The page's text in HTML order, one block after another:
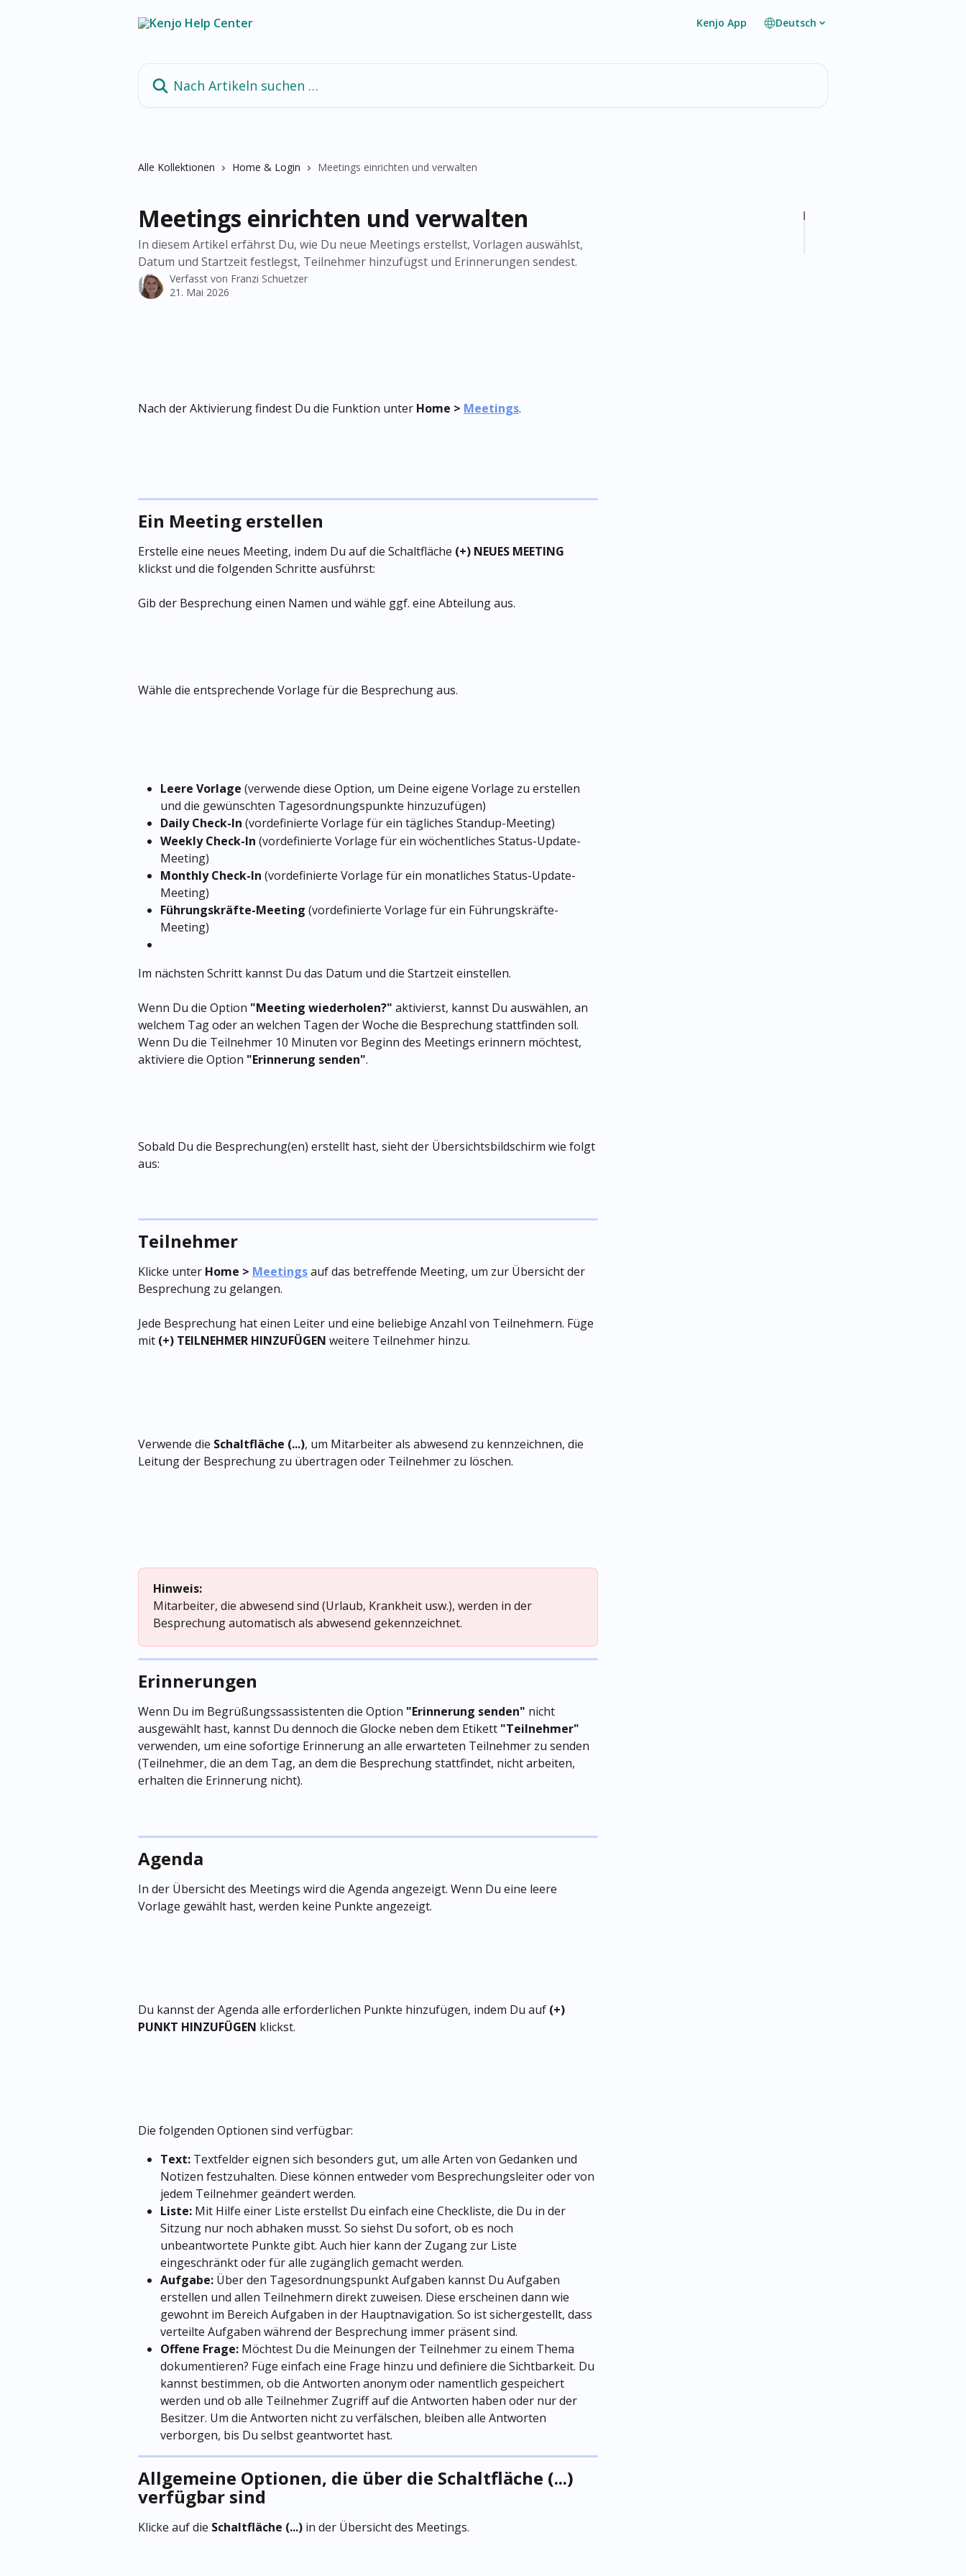
Kenjo App Deutsch
Alle Kollektionen Home & Login Meetings einrichten und verwalten
Meetings einrichten und verwalten
In diesem Artikel erfährst Du, wie Du neue Meetings erstellst, Vorlagen auswählst,
Datum und Startzeit festlegst, Teilnehmer hinzufügst und Erinnerungen sendest.
Verfasst von Franzi Schuetzer
21. Mai 2026
Nach der Aktivierung findest Du die Funktion unter Home > Meetings.
Ein Meeting erstellen
Erstelle eine neues Meeting, indem Du auf die Schaltfläche (+) NEUES MEETING
klickst und die folgenden Schritte ausführst:
Gib der Besprechung einen Namen und wähle ggf. eine Abteilung aus.
Wähle die entsprechende Vorlage für die Besprechung aus.
Leere Vorlage (verwende diese Option, um Deine eigene Vorlage zu erstellen
und die gewünschten Tagesordnungspunkte hinzuzufügen)
Daily Check-In (vordefinierte Vorlage für ein tägliches Standup-Meeting)
Weekly Check-In (vordefinierte Vorlage für ein wöchentliches Status-Update-
Meeting)
Monthly Check-In (vordefinierte Vorlage für ein monatliches Status-Update-
Meeting)
Führungskräfte-Meeting (vordefinierte Vorlage für ein Führungskräfte-
Meeting)
Im nächsten Schritt kannst Du das Datum und die Startzeit einstellen.
Wenn Du die Option "Meeting wiederholen?" aktivierst, kannst Du auswählen, an
welchem Tag oder an welchen Tagen der Woche die Besprechung stattfinden soll.
Wenn Du die Teilnehmer 10 Minuten vor Beginn des Meetings erinnern möchtest,
aktiviere die Option "Erinnerung senden".
Sobald Du die Besprechung(en) erstellt hast, sieht der Übersichtsbildschirm wie folgt
aus:
Teilnehmer
Klicke unter Home > Meetings auf das betreffende Meeting, um zur Übersicht der
Besprechung zu gelangen.
Jede Besprechung hat einen Leiter und eine beliebige Anzahl von Teilnehmern. Füge
mit (+) TEILNEHMER HINZUFÜGEN weitere Teilnehmer hinzu.
Verwende die Schaltfläche (...), um Mitarbeiter als abwesend zu kennzeichnen, die
Leitung der Besprechung zu übertragen oder Teilnehmer zu löschen.
Hinweis:
Mitarbeiter, die abwesend sind (Urlaub, Krankheit usw.), werden in der
Besprechung automatisch als abwesend gekennzeichnet.
Erinnerungen
Wenn Du im Begrüßungssassistenten die Option "Erinnerung senden" nicht
ausgewählt hast, kannst Du dennoch die Glocke neben dem Etikett "Teilnehmer"
verwenden, um eine sofortige Erinnerung an alle erwarteten Teilnehmer zu senden
(Teilnehmer, die an dem Tag, an dem die Besprechung stattfindet, nicht arbeiten,
erhalten die Erinnerung nicht).
Agenda
In der Übersicht des Meetings wird die Agenda angezeigt. Wenn Du eine leere
Vorlage gewählt hast, werden keine Punkte angezeigt.
Du kannst der Agenda alle erforderlichen Punkte hinzufügen, indem Du auf (+)
PUNKT HINZUFÜGEN klickst.
Die folgenden Optionen sind verfügbar:
Text: Textfelder eignen sich besonders gut, um alle Arten von Gedanken und
Notizen festzuhalten. Diese können entweder vom Besprechungsleiter oder von
jedem Teilnehmer geändert werden.
Liste: Mit Hilfe einer Liste erstellst Du einfach eine Checkliste, die Du in der
Sitzung nur noch abhaken musst. So siehst Du sofort, ob es noch
unbeantwortete Punkte gibt. Auch hier kann der Zugang zur Liste
eingeschränkt oder für alle zugänglich gemacht werden.
Aufgabe: Über den Tagesordnungspunkt Aufgaben kannst Du Aufgaben
erstellen und allen Teilnehmern direkt zuweisen. Diese erscheinen dann wie
gewohnt im Bereich Aufgaben in der Hauptnavigation. So ist sichergestellt, dass
verteilte Aufgaben während der Besprechung immer präsent sind.
Offene Frage: Möchtest Du die Meinungen der Teilnehmer zu einem Thema
dokumentieren? Füge einfach eine Frage hinzu und definiere die Sichtbarkeit. Du
kannst bestimmen, ob die Antworten anonym oder namentlich gespeichert
werden und ob alle Teilnehmer Zugriff auf die Antworten haben oder nur der
Besitzer. Um die Antworten nicht zu verfälschen, bleiben alle Antworten
verborgen, bis Du selbst geantwortet hast.
Allgemeine Optionen, die über die Schaltfläche (...)
verfügbar sind
Klicke auf die Schaltfläche (...) in der Übersicht des Meetings.